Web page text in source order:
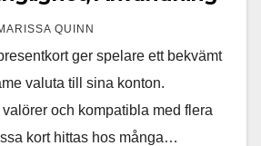
QUINN
ger spelare ett bekvämt
valuta till sina konton.
och kompatibla med flera
kort hittas hos många…